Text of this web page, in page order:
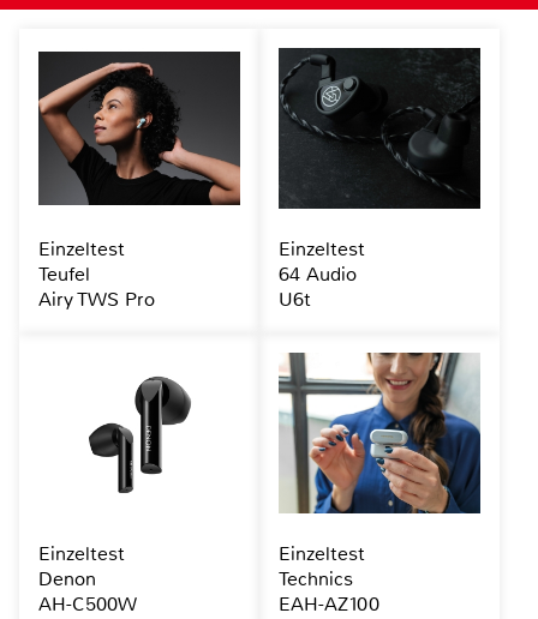
Einzeltest
Teufel
Airy TWS Pro
Einzeltest
64 Audio
U6t
Einzeltest
Denon
AH-C500W
Einzeltest
Technics
EAH-AZ100